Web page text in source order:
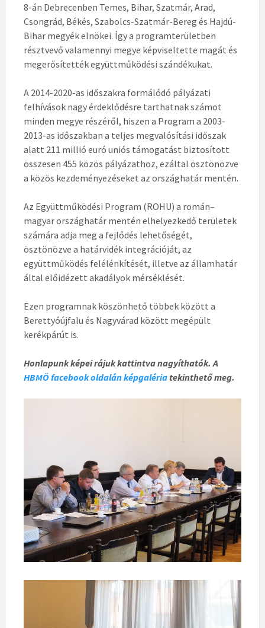
8-án Debrecenben Temes, Bihar, Szatmár, Arad,
Csongrád, Békés, Szabolcs-Szatmár-Bereg és Hajdú-
Bihar megyék elnökei. Így a programterületben
résztvevő valamennyi megye képviseltette magát és
megerősítették együttműködési szándékukat.
A 2014-2020-as időszakra formálódó pályázati
felhívások nagy érdeklődésre tarthatnak számot
minden megye részéről, hiszen a Program a 2003-
2013-as időszakban a teljes megvalósítási időszak
alatt 211 millió euró uniós támogatást biztosított
összesen 455 közös pályázathoz, ezáltal ösztönözve
a közös kezdeményezéseket az országhatár mentén.
Az Együttműködési Program (ROHU) a román–
magyar országhatár mentén elhelyezkedő területek
számára adja meg a fejlődés lehetőségét,
ösztönözve a határvidék integrációját, az
együttműködés felélénkítését, illetve az államhatár
által előidézett akadályok mérséklését.
Ezen programnak köszönhető többek között a
Berettyóújfalu és Nagyvárad között megépült
kerékpárút is.
Honlapunk képei rájuk kattintva nagyíthatók. A
HBMÖ facebook oldalán képgaléria tekinthető meg.